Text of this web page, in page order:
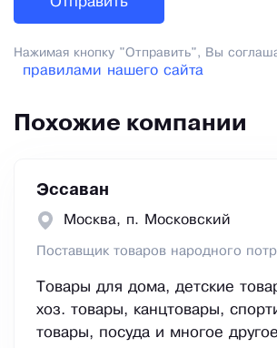
Нажимая кнопку "Отправить", Вы
правилами нашего сайта
Похожие компании
Эссаван
Москва, п. Московский
Поставщик товаров народного
Товары для дома, детские
хоз. товары, канцтовары,
товары, посуда и многое